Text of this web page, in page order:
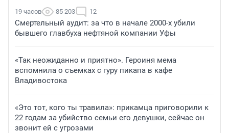
19 часов 85 203 12
Смертельный аудит: за что в начале 2000-х убили
бывшего главбуха нефтяной компании Уфы
«Так неожиданно и приятно». Героиня мема
вспомнила о съемках с гуру пикапа в кафе
Владивостока
«Это тот, кого ты травила»: прикамца приговорили к
22 годам за убийство семьи его девушки, сейчас он
звонит ей с угрозами